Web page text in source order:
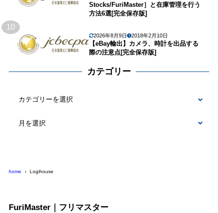
Stocks/FuriMaster］と在庫管理を行う
方法6選[完全保存版]
10
2026年8月9日 2018年2月10日
【eBay輸出】カメラ、時計を出品する
際の注意点[完全保存版]
カテゴリー
home Logihouse
FuriMaster｜フリマスター